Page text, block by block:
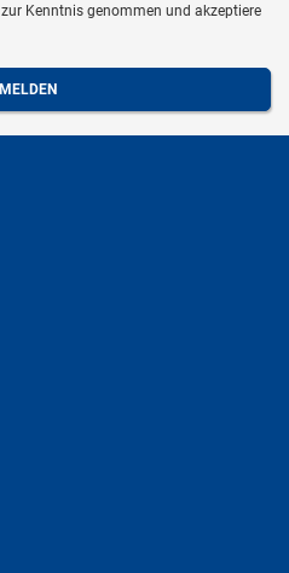
zur Kenntnis genommen und akzeptiere